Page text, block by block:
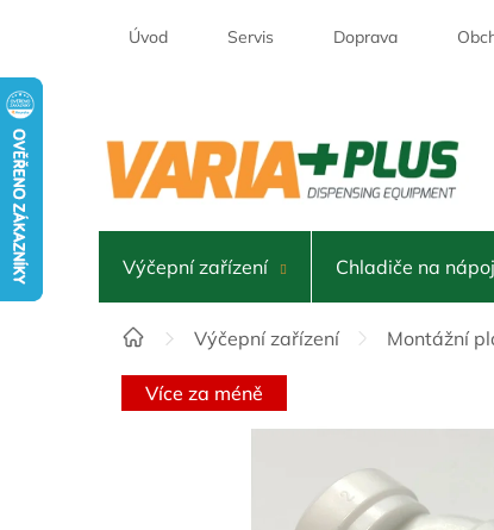
Úvod Servis Doprava
Výčepní zařízení Chladiče na
DomůVýčepní zařízení Montážní
Více za méně